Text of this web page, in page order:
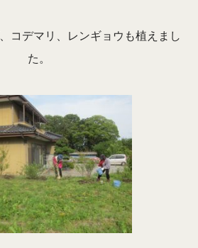
コデマリ、レンギョウも植えまし
た。